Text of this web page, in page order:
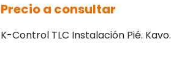
Precio a consultar
K-Control TLC Instalación Pié. Kavo.